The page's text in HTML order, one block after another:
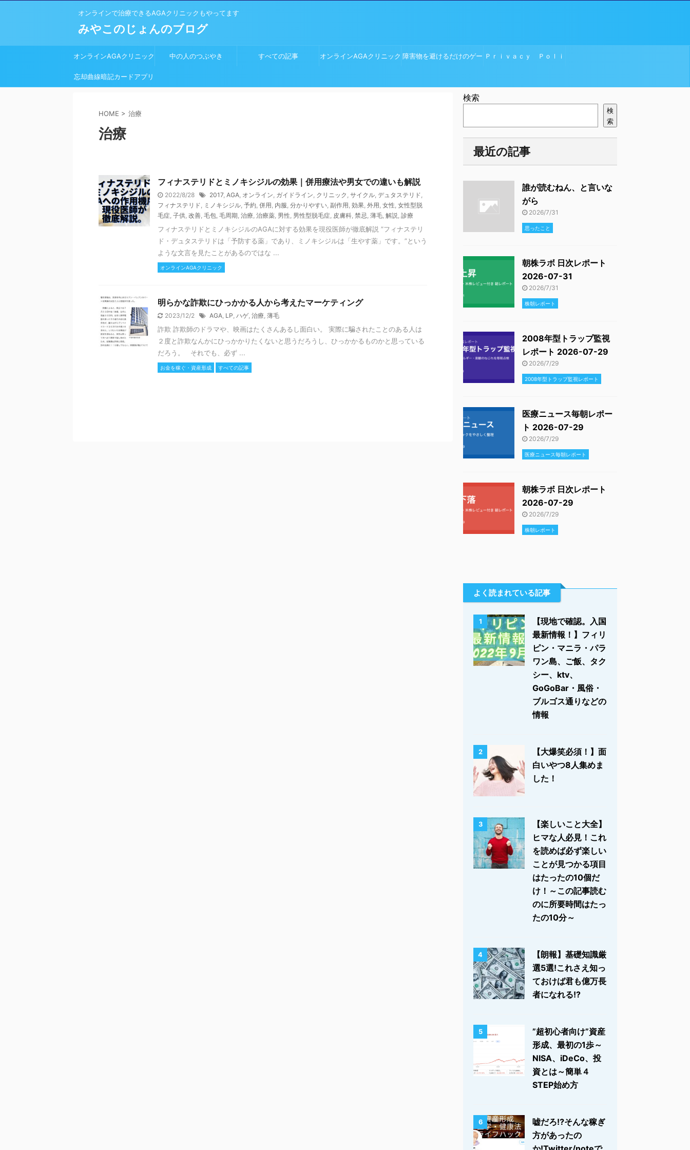
オンラインで治療できるAGAクリニックもやってます
みやこのじょんのブログ
オンラインAGAクリニック 中の人のつぶやき すべての記事 オンラインAGAクリニック 障害物を避けるだけのゲー Ｐｒｉｖａｃｙ Ｐｏｌｉ
忘却曲線暗記カードアプリ
HOME > 治療
治療
フィナステリドとミノキシジルの効果｜併用療法や男女での違いも解説
2022/8/28 2017, AGA, オンライン, ガイドライン, クリニック , サイクル, デュタステリド,
フィナステリド, ミノキシジル, 予約, 併用, 内服, 分かりやすい, 副作用, 効果, 外用, 女性, 女性型脱
毛症, 子供, 改善, 毛包, 毛周期, 治療, 治療薬, 男性, 男性型脱毛症, 皮膚科, 禁忌, 薄毛, 解説, 診療
フィナステリドとミノキシジルのAGAに対する効果を現役医師が徹底解説 ”フィナステリ
ド・デュタステリドは「予防する薬」であり、ミノキシジルは「生やす薬」です。”という
ような文言を見たことがあるのではな ...
オンラインAGAクリニック
明らかな詐欺にひっかかる人から考えたマーケティング
2023/12/2 AGA, LP, ハゲ, 治療, 薄毛
詐欺 詐欺師のドラマや、映画はたくさんあるし面白い。 実際に騙されたことのある人は
２度と詐欺なんかにひっかかりたくないと思うだろうし、ひっかかるものかと思っている
だろう。 それでも、必ず ...
お金を稼ぐ・資産形成 すべての記事
検索
検
索
最近の記事
誰が読むねん、と言いな
がら
2026/7/31
思ったこと
朝株ラボ 日次レポート
2026-07-31
2026/7/31
株朝レポート
2008年型トラップ監視
レポート 2026-07-29
2026/7/29
2008年型トラップ監視レポート
医療ニュース毎朝レポー
ト 2026-07-29
2026/7/29
医療ニュース毎朝レポート
朝株ラボ 日次レポート
2026-07-29
2026/7/29
株朝レポート
よく読まれている記事
1
【現地で確認。入国
最新情報！】フィリ
ピン・マニラ・パラ
ワン島、ご飯、タク
シー、ktv、
GoGoBar・風俗・
ブルゴス通りなどの
情報
2
【大爆笑必須！】面
白いやつ8人集めま
した！
3
【楽しいこと大全】
ヒマな人必見！これ
を読めば必ず楽しい
ことが見つかる項目
はたったの10個だ
け！～この記事読む
のに所要時間はたっ
たの10分～
4
【朗報】基礎知識厳
選5選!これさえ知っ
ておけば君も億万長
者になれる!?
5
”超初心者向け”資産
形成、最初の1歩～
NISA、iDeCo、投
資とは～簡単４
STEP始め方
6
嘘だろ⁉そんな稼ぎ
方があったの